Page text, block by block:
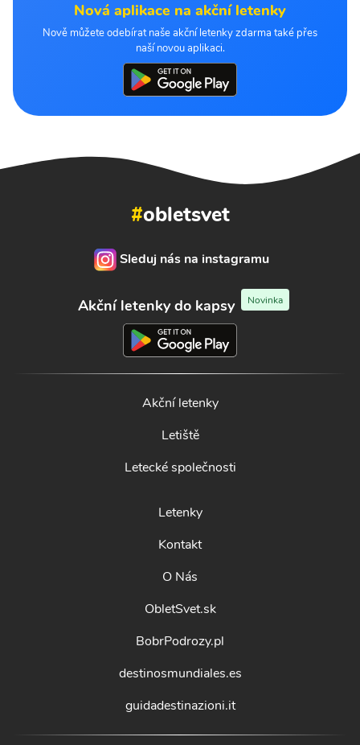
Nová aplikace na akční letenky
Nově můžete odebírat naše akční letenky zdarma také přes
naší novou aplikaci.
#obletsvet
Sleduj nás na instagramu
Akční letenky do kapsy Novinka
Akční letenky
Letiště
Letecké společnosti
Letenky
Kontakt
O Nás
ObletSvet.sk
BobrPodrozy.pl
destinosmundiales.es
guidadestinazioni.it